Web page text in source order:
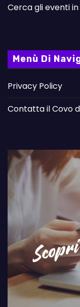
Cerca gli eventi
Menù Di
Privacy Policy
Contatta il Covo